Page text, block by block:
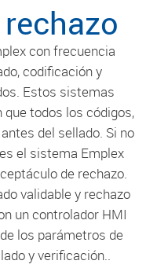
con frecuencia
codificación y
Estos sistemas
todos los códigos,
del sellado. Si no
el sistema Emplex
de rechazo.
validable y rechazo
un controlador HMI
los parámetros de
y verificación.